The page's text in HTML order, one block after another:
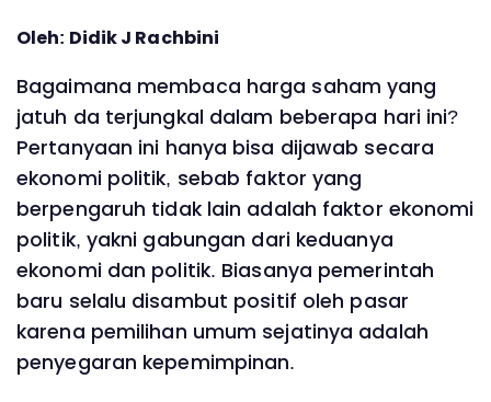
Oleh: Didik J Rachbini
Bagaimana membaca harga saham yang
jatuh da terjungkal dalam beberapa hari ini?
Pertanyaan ini hanya bisa dijawab secara
ekonomi politik, sebab faktor yang
berpengaruh tidak lain adalah faktor ekonomi
politik, yakni gabungan dari keduanya
ekonomi dan politik. Biasanya pemerintah
baru selalu disambut positif oleh pasar
karena pemilihan umum sejatinya adalah
penyegaran kepemimpinan.